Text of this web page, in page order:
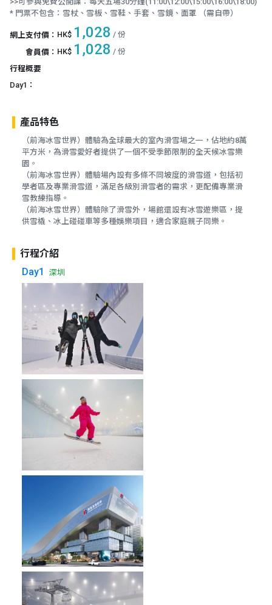
* 門票不包含：雪杖、雪板、雪鞋、手套、雪鏡、面罩 （需自帶）
網上支付價 ： HK$ 1,028 / 份
會員價 ： HK$ 1,028 / 份
行程概要
Day1：
產品特色
（前海冰雪世界）體驗為全球最大的室內滑雪場之一，佔地約8萬
平方米，為滑雪愛好者提供了一個不受季節限制的全天候冰雪樂
園。
（前海冰雪世界）體驗場內設有多條不同坡度的滑雪道，包括初
學者區及專業滑雪道，滿足各級別滑雪者的需求，更配備專業滑
雪教練指導。
（前海冰雪世界）體驗除了滑雪外，場館還設有冰雪遊樂區，提
供雪橇、冰上碰碰車等多種娛樂項目，適合家庭親子同樂。
行程介紹
Day1
深圳